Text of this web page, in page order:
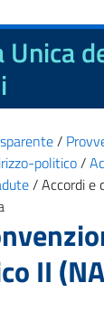
/
politico/
/Accordi e
II